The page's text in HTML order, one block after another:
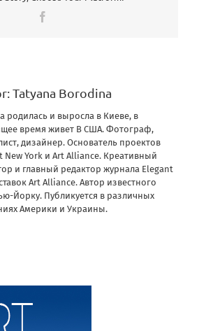
Tatyana Borodina
родилась и выросла в Киеве, в
время живет В США. Фотограф,
дизайнер. Основатель проектов
New York и Art Alliance. Креативный
и главный редактор журнала Elegant
Art Alliance. Автор известного
Йорку. Публикуется в различных
Америки и Украины.